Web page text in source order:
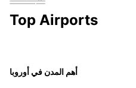
Top Airports
أهم المدن في أوروبا